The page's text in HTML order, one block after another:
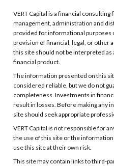
VERT Capital is a financial
management, administration and
provided for informational purposes
provision of financial, legal, or other
this site should not be interpreted
financial product.
The information presented on this
considered reliable, but we do not
completeness. Investments in
result in losses. Before making any
site should seek appropriate
VERT Capital is not responsible for
the use of this site or the
use this site at their own risk.
This site may contain links to third-